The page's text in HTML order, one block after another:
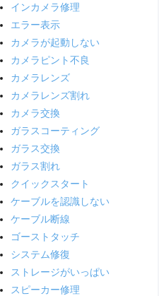
インカメラ修理
エラー表示
カメラが起動しない
カメラピント不良
カメラレンズ
カメラレンズ割れ
カメラ交換
ガラスコーティング
ガラス交換
ガラス割れ
クイックスタート
ケーブルを認識しない
ケーブル断線
ゴーストタッチ
システム修復
ストレージがいっぱい
スピーカー修理